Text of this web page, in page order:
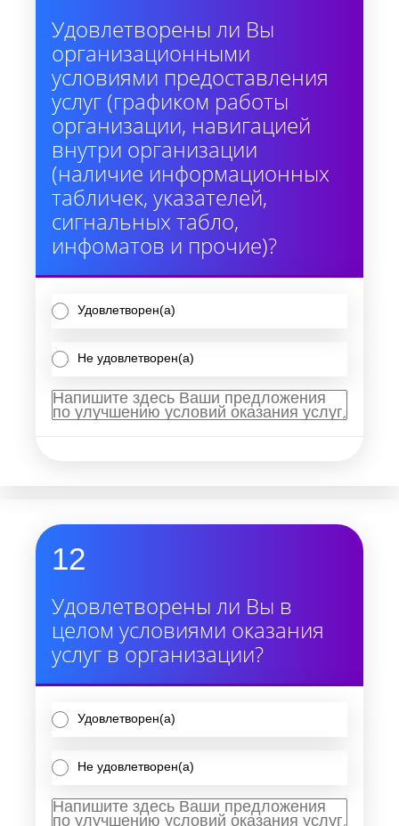
Удовлетворены ли Вы
организационными
условиями предоставления
услуг (графиком работы
организации, навигацией
внутри организации
(наличие информационных
табличек, указателей,
сигнальных табло,
инфоматов и прочие)?
Удовлетворен(а)
Не удовлетворен(а)
12
Удовлетворены ли Вы в
целом условиями оказания
услуг в организации?
Удовлетворен(а)
Не удовлетворен(а)